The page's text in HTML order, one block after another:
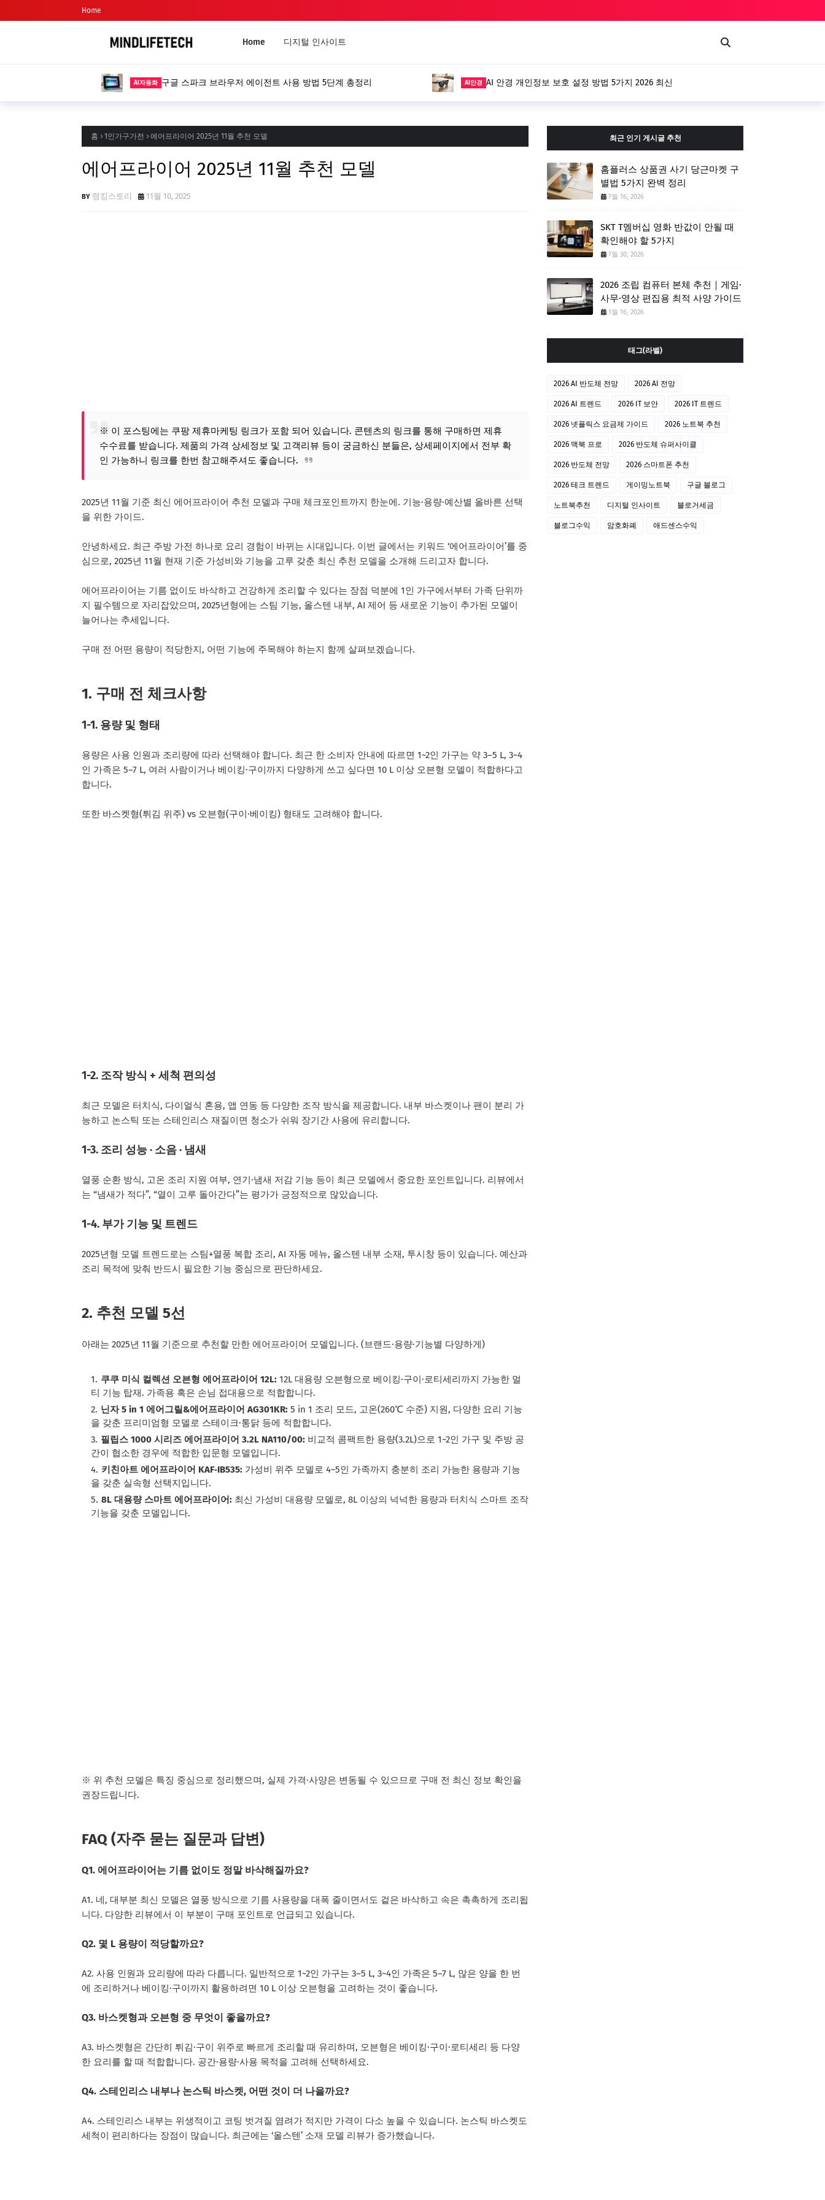
Home
Home 디지털 인사이트
AI자동화 구글 스파크 브라우저 에이전트 사용 방법 5단계 총정리 AI안경 AI 안경 개인정보 보호 설정 방법 5가지 2026 최신
홈 1인가구가전 에어프라이어 2025년 11월 추천 모델
에어프라이어 2025년 11월 추천 모델
랭킹스토리 11월 10, 2025
※ 이 포스팅에는 쿠팡 제휴마케팅 링크가 포함 되어 있습니다. 콘텐츠의 링크를 통해 구매하면 제휴
수수료를 받습니다. 제품의 가격 상세정보 및 고객리뷰 등이 궁금하신 분들은, 상세페이지에서 전부 확
인 가능하니 링크를 한번 참고해주셔도 좋습니다.
2025년 11월 기준 최신 에어프라이어 추천 모델과 구매 체크포인트까지 한눈에. 기능·용량·예산별 올바른 선택
을 위한 가이드.
안녕하세요. 최근 주방 가전 하나로 요리 경험이 바뀌는 시대입니다. 이번 글에서는 키워드 ‘에어프라이어’를 중
심으로, 2025년 11월 현재 기준 가성비와 기능을 고루 갖춘 최신 추천 모델을 소개해 드리고자 합니다.
에어프라이어는 기름 없이도 바삭하고 건강하게 조리할 수 있다는 장점 덕분에 1인 가구에서부터 가족 단위까
지 필수템으로 자리잡았으며, 2025년형에는 스팀 기능, 올스텐 내부, AI 제어 등 새로운 기능이 추가된 모델이
늘어나는 추세입니다.
구매 전 어떤 용량이 적당한지, 어떤 기능에 주목해야 하는지 함께 살펴보겠습니다.
1. 구매 전 체크사항
1-1. 용량 및 형태
용량은 사용 인원과 조리량에 따라 선택해야 합니다. 최근 한 소비자 안내에 따르면 1~2인 가구는 약 3–5 L, 3~4
인 가족은 5–7 L, 여러 사람이거나 베이킹·구이까지 다양하게 쓰고 싶다면 10 L 이상 오븐형 모델이 적합하다고
합니다.
또한 바스켓형(튀김 위주) vs 오븐형(구이·베이킹) 형태도 고려해야 합니다.
1-2. 조작 방식 + 세척 편의성
최근 모델은 터치식, 다이얼식 혼용, 앱 연동 등 다양한 조작 방식을 제공합니다. 내부 바스켓이나 팬이 분리 가
능하고 논스틱 또는 스테인리스 재질이면 청소가 쉬워 장기간 사용에 유리합니다.
1-3. 조리 성능 · 소음 · 냄새
열풍 순환 방식, 고온 조리 지원 여부, 연기·냄새 저감 기능 등이 최근 모델에서 중요한 포인트입니다. 리뷰에서
는 “냄새가 적다”, “열이 고루 돌아간다”는 평가가 긍정적으로 많았습니다.
1-4. 부가 기능 및 트렌드
2025년형 모델 트렌드로는 스팀+열풍 복합 조리, AI 자동 메뉴, 올스텐 내부 소재, 투시창 등이 있습니다. 예산과
조리 목적에 맞춰 반드시 필요한 기능 중심으로 판단하세요.
2. 추천 모델 5선
아래는 2025년 11월 기준으로 추천할 만한 에어프라이어 모델입니다. (브랜드·용량·기능별 다양하게)
쿠쿠 미식 컬렉션 오븐형 에어프라이어 12L: 12L 대용량 오븐형으로 베이킹·구이·로티세리까지 가능한 멀
티 기능 탑재. 가족용 혹은 손님 접대용으로 적합합니다.
닌자 5 in 1 에어그릴&에어프라이어 AG301KR: 5 in 1 조리 모드, 고온(260℃ 수준) 지원, 다양한 요리 기능
을 갖춘 프리미엄형 모델로 스테이크·통닭 등에 적합합니다.
필립스 1000 시리즈 에어프라이어 3.2L NA110/00: 비교적 콤팩트한 용량(3.2L)으로 1~2인 가구 및 주방 공
간이 협소한 경우에 적합한 입문형 모델입니다.
키친아트 에어프라이어 KAF‑IB535: 가성비 위주 모델로 4~5인 가족까지 충분히 조리 가능한 용량과 기능
을 갖춘 실속형 선택지입니다.
8L 대용량 스마트 에어프라이어: 최신 가성비 대용량 모델로, 8L 이상의 넉넉한 용량과 터치식 스마트 조작
기능을 갖춘 모델입니다.
※ 위 추천 모델은 특징 중심으로 정리했으며, 실제 가격·사양은 변동될 수 있으므로 구매 전 최신 정보 확인을
권장드립니다.
FAQ (자주 묻는 질문과 답변)
Q1. 에어프라이어는 기름 없이도 정말 바삭해질까요?
A1. 네, 대부분 최신 모델은 열풍 방식으로 기름 사용량을 대폭 줄이면서도 겉은 바삭하고 속은 촉촉하게 조리됩
니다. 다양한 리뷰에서 이 부분이 구매 포인트로 언급되고 있습니다.
Q2. 몇 L 용량이 적당할까요?
A2. 사용 인원과 요리량에 따라 다릅니다. 일반적으로 1~2인 가구는 3–5 L, 3~4인 가족은 5–7 L, 많은 양을 한 번
에 조리하거나 베이킹·구이까지 활용하려면 10 L 이상 오븐형을 고려하는 것이 좋습니다.
Q3. 바스켓형과 오븐형 중 무엇이 좋을까요?
A3. 바스켓형은 간단히 튀김·구이 위주로 빠르게 조리할 때 유리하며, 오븐형은 베이킹·구이·로티세리 등 다양
한 요리를 할 때 적합합니다. 공간·용량·사용 목적을 고려해 선택하세요.
Q4. 스테인리스 내부나 논스틱 바스켓, 어떤 것이 더 나을까요?
A4. 스테인리스 내부는 위생적이고 코팅 벗겨질 염려가 적지만 가격이 다소 높을 수 있습니다. 논스틱 바스켓도
세척이 편리하다는 장점이 많습니다. 최근에는 ‘올스텐’ 소재 모델 리뷰가 증가했습니다.
최근 인기 게시글 추천
홈플러스 상품권 사기 당근마켓 구
별법 5가지 완벽 정리
7월 16, 2026
SKT T멤버십 영화 반값이 안될 때
확인해야 할 5가지
7월 30, 2026
2026 조립 컴퓨터 본체 추천｜게임·
사무·영상 편집용 최적 사양 가이드
1월 16, 2026
태그(라벨)
2026 AI 반도체 전망 2026 AI 전망
2026 AI 트렌드 2026 IT 보안 2026 IT 트렌드
2026 넷플릭스 요금제 가이드 2026 노트북 추천
2026 맥북 프로 2026 반도체 슈퍼사이클
2026 반도체 전망 2026 스마트폰 추천
2026 테크 트렌드 게이밍노트북 구글 블로그
노트북추천 디지털 인사이트 블로거세금
블로그수익 암호화폐 애드센스수익